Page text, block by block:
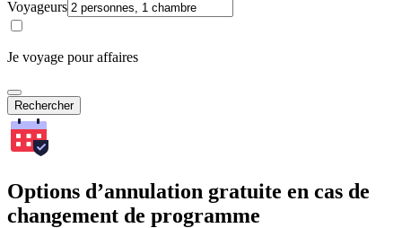
Voyageurs
Je voyage pour affaires
Rechercher
Options d’annulation gratuite en cas de
changement de programme